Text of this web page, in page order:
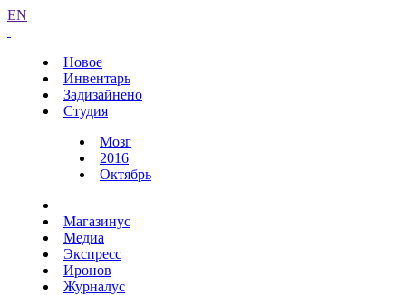
EN
Новое
Инвентарь
Задизайнено
Студия
Мозг
2016
Октябрь
Магазинус
Медиа
Экспресс
Иронов
Журналус